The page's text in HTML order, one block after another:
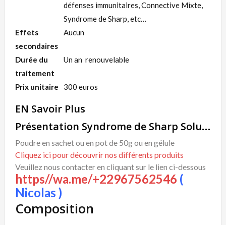
défenses immunitaires, Connective Mixte,
Syndrome de Sharp, etc…
Effets
secondaires
Aucun
Durée du
traitement
Un an renouvelable
Prix unitaire 300 euros
EN Savoir Plus
Présentation Syndrome de Sharp Solution Naturelle
Poudre en sachet ou en pot de 50g ou en gélule
Cliquez ici pour découvrir nos différents produits
Veuillez nous contacter en cliquant sur le lien ci-dessous
https//wa.me/+22967562546 (
Nicolas )
Composition